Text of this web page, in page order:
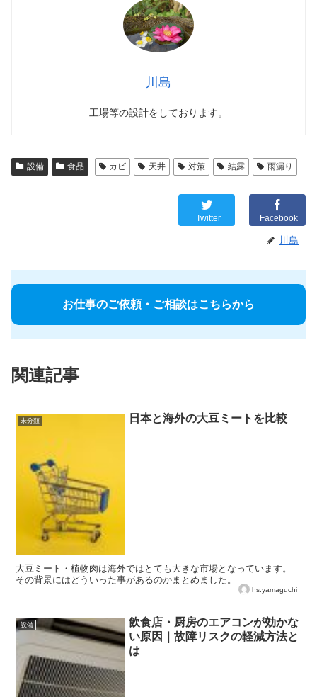
川島
工場等の設計をしております。
設備 食品 カビ 天井 対策 結露 雨漏り
Twitter Facebook
川島
お仕事のご依頼・ご相談はこちらから
関連記事
未分類 日本と海外の大豆ミートを比較
大豆ミート・植物肉は海外ではとても大きな市場となっています。
その背景にはどういった事があるのかまとめました。
hs.yamaguchi
設備
飲食店・厨房のエアコンが効かな
い原因｜故障リスクの軽減方法と
は